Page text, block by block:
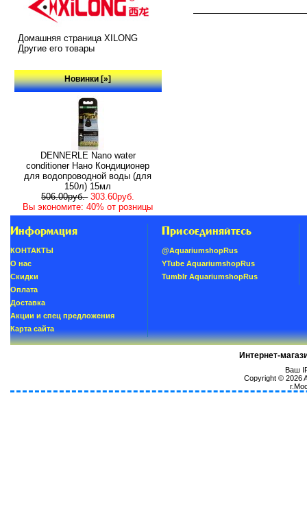
Домашняя страница XILONG
Другие его товары
Новинки [»]
DENNERLE Nano water
conditioner Нано Кондиционер
для водопроводной воды (для
150л) 15мл
506.00руб. 303.60руб.
Вы экономите: 40% от розницы
Информация
КОНТАКТЫ
О нас
Скидки
Oплатa
Доставка
Акции и спец предложения
Карта сайта
Присоединяйтесь
@AquariumshopRus
YTube AquariumshopRus
Tumblr AquariumshopRus
Интернет-
Ваш
Copyright © 2026